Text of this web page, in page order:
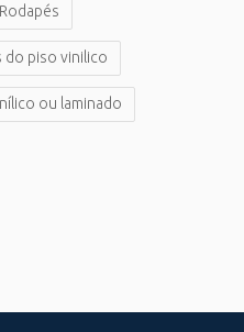
Rodapés
do piso vinilico
ou laminado